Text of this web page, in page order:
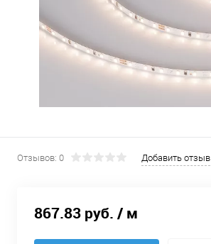
Отзывов: 0 Добавить отзыв
867.83 руб. / м